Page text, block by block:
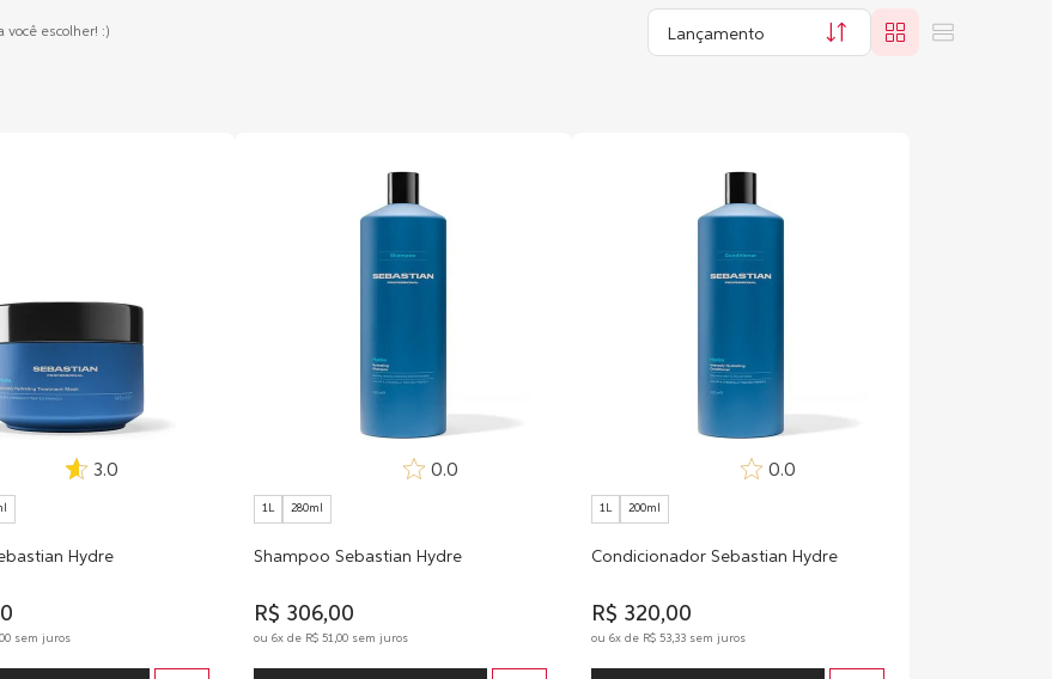
você escolher! :) Lançamento
3.0
Hydre
sem juros
0.0
1L 280ml
Shampoo Sebastian Hydre
R$ 306,00
ou 6x de R$ 51,00sem juros
0.0
1L 200ml
Condicionador Sebastian Hydre
R$ 320,00
ou 6x de R$ 53,33sem juros